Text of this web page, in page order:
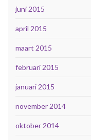
juni 2015
april 2015
maart 2015
februari 2015
januari 2015
november 2014
oktober 2014